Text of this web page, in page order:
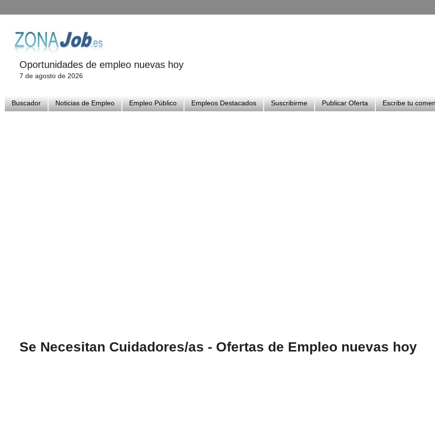
Oportunidades de empleo nuevas hoy
7 de agosto de 2026
Buscador Noticias de Empleo Empleo Público Empleos Destacados Suscribirme Publicar Oferta Escribe tu
Se Necesitan Cuidadores/as - Ofertas de Empleo nuevas hoy